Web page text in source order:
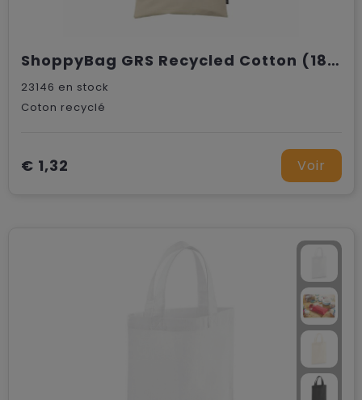
ShoppyBag GRS Recycled Cotton (180 g/m²) sac shopping
23146 en stock
Coton recyclé
€ 1,32 Voir